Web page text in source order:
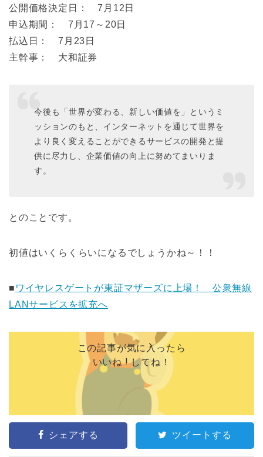
公開価格決定日： 7月12日
申込期間： 7月17～20日
払込日： 7月23日
主幹事： 大和証券
今後も「世界が変わる、新しい価値を」というミ
ッションのもと、インターネットを通じて世界を
より良く変えることができるサービスの開発と提
供に尽力し、企業価値の向上に努めてまいりま
す。
とのことです。
初値はいくらくらいになるでしょうかね～！！
■ ワイヤレスゲートが東証マザーズに上場！ 公衆無線
LANサービスを拡充へ
この記事が気に入ったら
いいね ! してね！
シェアする ツイートする